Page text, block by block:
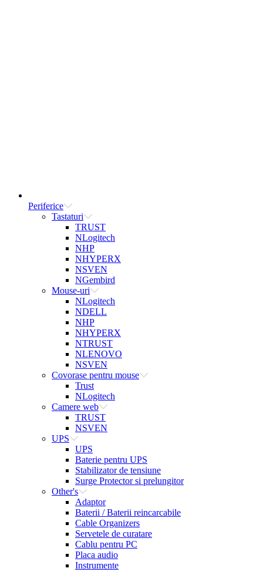
Periferice
Tastaturi
TRUST
NLogitech
NHP
NHYPERX
NSVEN
NGembird
Mouse-uri
NLogitech
NDELL
NHP
NHYPERX
NTRUST
NLENOVO
NSVEN
Covorase pentru mouse
Trust
NLogitech
Camere web
TRUST
NSVEN
UPS
UPS
Baterie pentru UPS
Stabilizator de tensiune
Surge Protector si prelungitor
Other's
Adaptor
Baterii / Baterii reincarcabile
Cable Organizers
Servetele de curatare
Cablu pentru PC
Placa audio
Instrumente